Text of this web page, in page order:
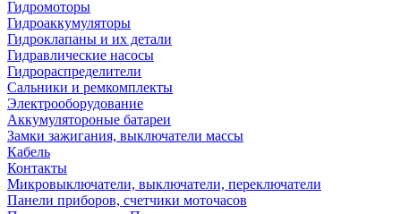
Гидромоторы
Гидроаккумуляторы
Гидроклапаны и их детали
Гидравлические насосы
Гидрораспределители
Сальники и ремкомплекты
Электрооборудование
Аккумулятороные батареи
Замки зажигания, выключатели массы
Кабель
Контакты
Микровыключатели, выключатели, переключатели
Панели приборов, счетчики моточасов